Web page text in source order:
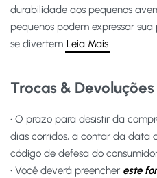
durabilidade aos pequenos
pequenos podem expressar
se divertem. Leia Mais
Trocas & Devoluções
• O prazo para desistir da
dias corridos, a contar da data
código de defesa do
• Você deverá preencher este